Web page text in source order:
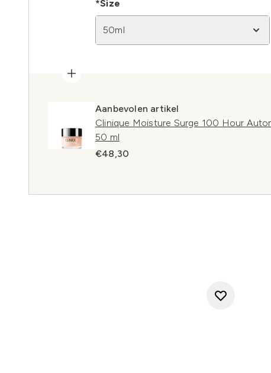
*Size
50ml
Aanbevolen artikel
Clinique Moisture Surge 100 Hour
50 ml
€48,30